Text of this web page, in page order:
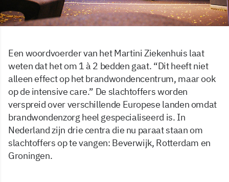
Een woordvoerder van het Martini Ziekenhuis laat
weten dat het om 1 à 2 bedden gaat. “Dit heeft niet
alleen effect op het brandwondencentrum, maar ook
op de intensive care.” De slachtoffers worden
verspreid over verschillende Europese landen omdat
brandwondenzorg heel gespecialiseerd is. In
Nederland zijn drie centra die nu paraat staan om
slachtoffers op te vangen: Beverwijk, Rotterdam en
Groningen.